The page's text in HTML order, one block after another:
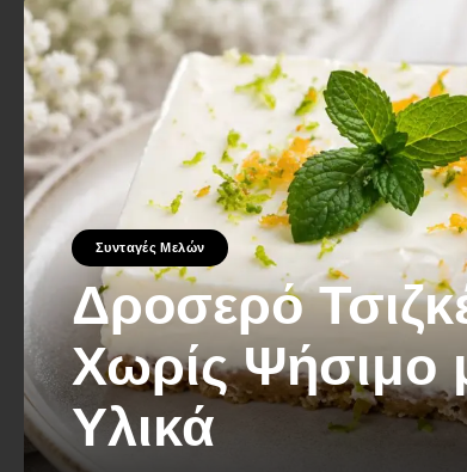
Συνταγές Μελών
Δροσερό
Χωρίς Ψήσιμο
Υλικά